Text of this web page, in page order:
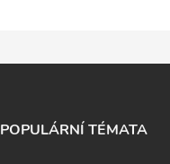
POPULÁRNÍ TÉMATA